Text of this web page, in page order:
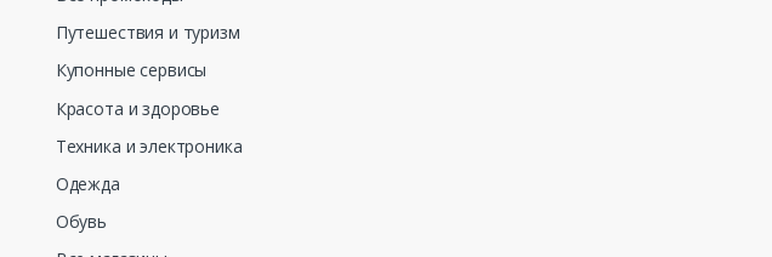
Путешествия и туризм
Купонные сервисы
Красота и здоровье
Техника и электроника
Одежда
Обувь